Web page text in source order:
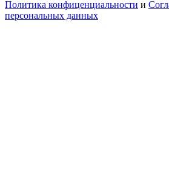
Политика конфиценциальности и
персональных данных